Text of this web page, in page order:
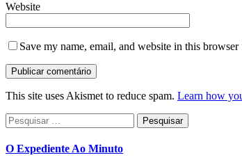
Website
Save my name, email, and website in this
This site uses Akismet to reduce spam. Learn how
Pesquisar
por:
O Expediente Ao Minuto